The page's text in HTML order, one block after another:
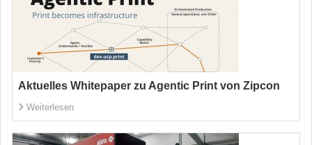
Aktuelles Whitepaper zu Agentic Print von Zipcon
Weiterlesen